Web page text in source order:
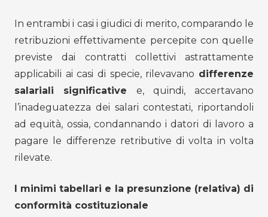
In entrambi i casi i giudici di merito, comparando le
retribuzioni effettivamente percepite con quelle
previste dai contratti collettivi astrattamente
applicabili ai casi di specie, rilevavano differenze
salariali significative e, quindi, accertavano
l’inadeguatezza dei salari contestati, riportandoli
ad equità, ossia, condannando i datori di lavoro a
pagare le differenze retributive di volta in volta
rilevate.
I minimi tabellari e la presunzione (relativa) di
conformità costituzionale